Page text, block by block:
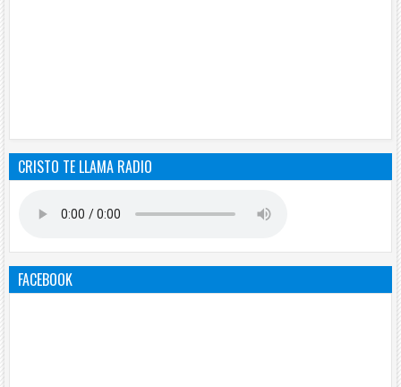
CRISTO TE LLAMA RADIO
FACEBOOK